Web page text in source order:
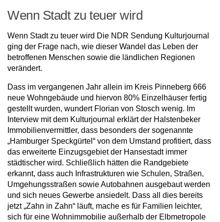
Wenn Stadt zu teuer wird
Wenn Stadt zu teuer wird Die NDR Sendung Kulturjournal
ging der Frage nach, wie dieser Wandel das Leben der
betroffenen Menschen sowie die ländlichen Regionen
verändert.
Dass im vergangenen Jahr allein im Kreis Pinneberg 666
neue Wohngebäude und hiervon 80% Einzelhäuser fertig
gestellt wurden, wundert Florian von Stosch wenig. Im
Interview mit dem Kulturjournal erklärt der Halstenbeker
Immobilienvermittler, dass besonders der sogenannte
„Hamburger Speckgürtel“ von dem Umstand profitiert, dass
das erweiterte Einzugsgebiet der Hansestadt immer
städtischer wird. Schließlich hätten die Randgebiete
erkannt, dass auch Infrastrukturen wie Schulen, Straßen,
Umgehungsstraßen sowie Autobahnen ausgebaut werden
und sich neues Gewerbe ansiedelt. Dass all dies bereits
jetzt „Zahn in Zahn“ läuft, mache es für Familien leichter,
sich für eine Wohnimmobilie außerhalb der Elbmetropole